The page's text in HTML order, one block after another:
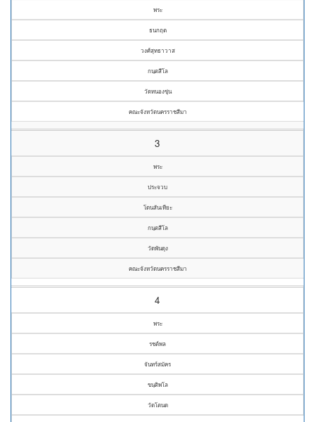
พระ
ธนกฤต
วงศ์สุทธาวาส
กนฺตสีโล
วัดหนองขุ่น
คณะจังหวัดนครราชสีมา
3
พระ
ประจวบ
โดนสันเทียะ
กนฺตสีโล
วัดพันดุง
คณะจังหวัดนครราชสีมา
4
พระ
รชต์พล
จันทร์สมัคร
ขนฺติพโล
วัดโตนด